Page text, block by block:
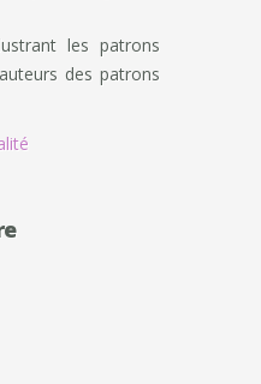
les patrons
des patrons